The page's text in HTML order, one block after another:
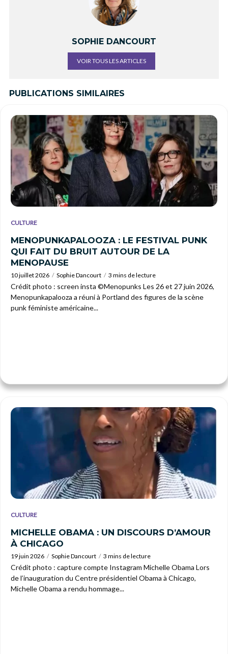
SOPHIE DANCOURT
VOIR TOUS LES ARTICLES
PUBLICATIONS SIMILAIRES
CULTURE
MENOPUNKAPALOOZA : LE FESTIVAL PUNK
QUI FAIT DU BRUIT AUTOUR DE LA
MENOPAUSE
10 juillet 2026 Sophie Dancourt 3 mins de lecture
Crédit photo : screen insta ©Menopunks Les 26 et 27 juin 2026,
Menopunkapalooza a réuni à Portland des figures de la scène
punk féministe américaine...
CULTURE
MICHELLE OBAMA : UN DISCOURS D’AMOUR
À CHICAGO
19 juin 2026 Sophie Dancourt 3 mins de lecture
Crédit photo : capture compte Instagram Michelle Obama Lors
de l’inauguration du Centre présidentiel Obama à Chicago,
Michelle Obama a rendu hommage...